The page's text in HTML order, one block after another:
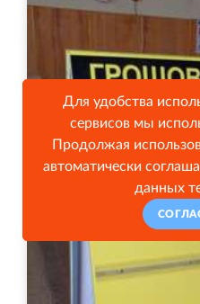
Для удобства
сервисов мы
Продолжая
автоматически
данных